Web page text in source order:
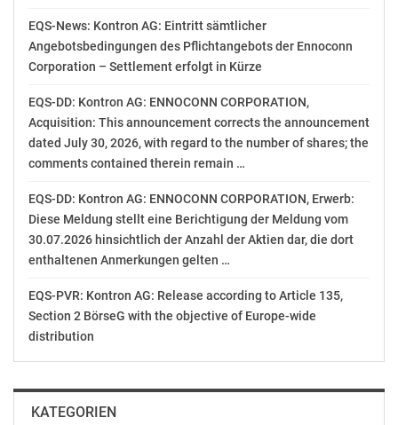
EQS-News: Kontron AG: Eintritt sämtlicher
Angebotsbedingungen des Pflichtangebots der Ennoconn
Corporation – Settlement erfolgt in Kürze
EQS-DD: Kontron AG: ENNOCONN CORPORATION,
Acquisition: This announcement corrects the announcement
dated July 30, 2026, with regard to the number of shares; the
comments contained therein remain …
EQS-DD: Kontron AG: ENNOCONN CORPORATION, Erwerb:
Diese Meldung stellt eine Berichtigung der Meldung vom
30.07.2026 hinsichtlich der Anzahl der Aktien dar, die dort
enthaltenen Anmerkungen gelten …
EQS-PVR: Kontron AG: Release according to Article 135,
Section 2 BörseG with the objective of Europe-wide
distribution
KATEGORIEN